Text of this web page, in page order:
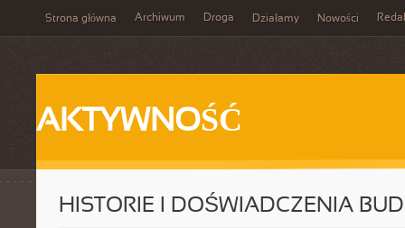
Strona główna Archiwum Droga Działamy Nowości
AKTYWNOŚĆ
HISTORIE I DOŚWIADCZENIA